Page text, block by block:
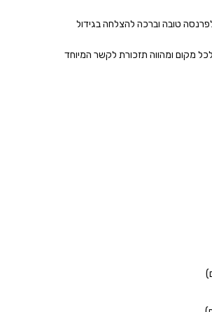
טובה וברכה להצלחה בגידול
מקום ומהווה תזכורת לקשר המיוחד